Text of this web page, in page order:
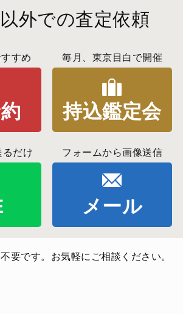
外での査定依頼
すめ 毎月、東京目白で開催
持込鑑定会
るだけ フォームから画像送信
メール
要です。お気軽にご相談ください。